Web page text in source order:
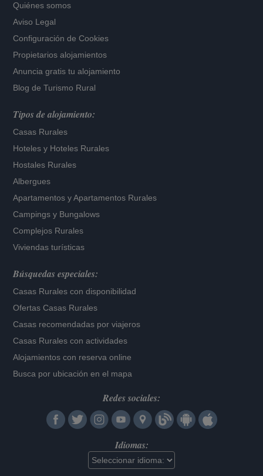
Quiénes somos
Aviso Legal
Configuración de Cookies
Propietarios alojamientos
Anuncia gratis tu alojamiento
Blog de Turismo Rural
Tipos de alojamiento:
Casas Rurales
Hoteles y Hoteles Rurales
Hostales Rurales
Albergues
Apartamentos yApartamentos Rurales
Campings y Bungalows
Complejos Rurales
Viviendas turísticas
Búsquedas especiales:
Casas Rurales con disponibilidad
Ofertas Casas Rurales
Casas recomendadas por viajeros
Casas Rurales con actividades
Alojamientos con reserva online
Busca por ubicación en el mapa
Redes sociales:
Idiomas: